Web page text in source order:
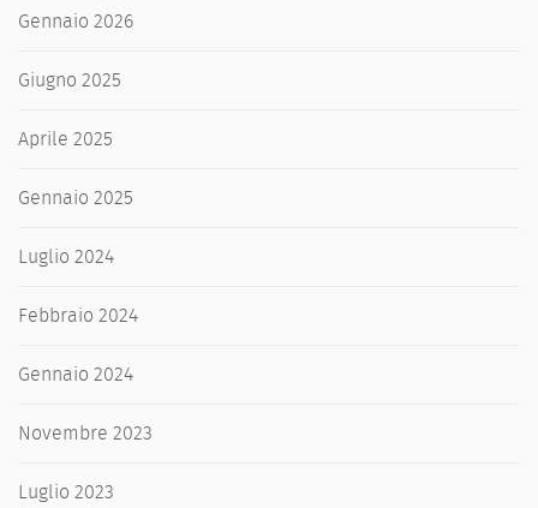
Gennaio 2026
Giugno 2025
Aprile 2025
Gennaio 2025
Luglio 2024
Febbraio 2024
Gennaio 2024
Novembre 2023
Luglio 2023